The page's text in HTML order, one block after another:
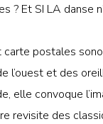
? Et SI LA danse
postales
l’ouest et des
elle convoque
revisite des